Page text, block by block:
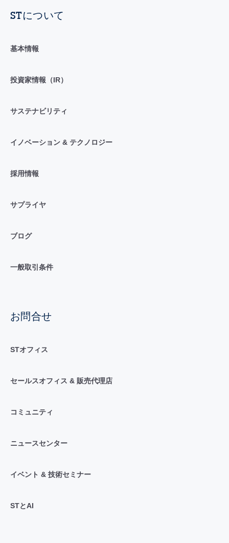
STについて
基本情報
投資家情報（IR）
サステナビリティ
イノベーション & テクノロジー
採用情報
サプライヤ
ブログ
一般取引条件
お問合せ
STオフィス
セールスオフィス & 販売代理店
コミュニティ
ニュースセンター
イベント & 技術セミナー
STとAI